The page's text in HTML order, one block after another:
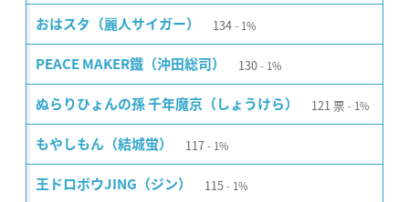
おはスタ（麗人サイガー） 134 1%
PEACE MAKER鐵（沖田総司） 130 1%
ぬらりひょんの孫 千年魔京（しょうけら） 121 票 1%
もやしもん（結城蛍） 117 1%
王ドロボウJING（ジン） 115 1%